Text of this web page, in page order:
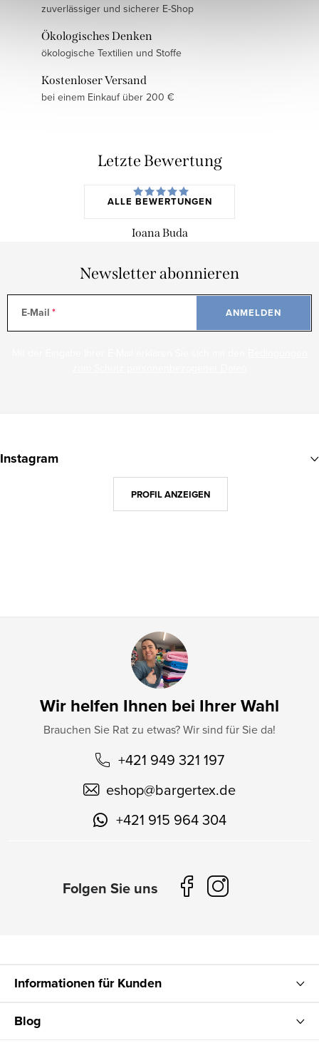
zuverlässiger und sicherer E-Shop
Ökologisches Denken
ökologische Textilien und Stoffe
Kostenloser Versand
bei einem Einkauf über 200 €
Letzte Bewertung
ALLE BEWERTUNGEN
Ioana Buda
Newsletter abonnieren
E-Mail ANMELDEN
u
Wir helfen Ihnen bei Ihrer Wahl
Brauchen Sie Rat zu etwas? Wir sind für Sie da!
+421 949 321 197
eshop@bargertex.de
+421 915 964 304
Instagram
PROFIL ANZEIGEN
Informationen für Kunden
Blog